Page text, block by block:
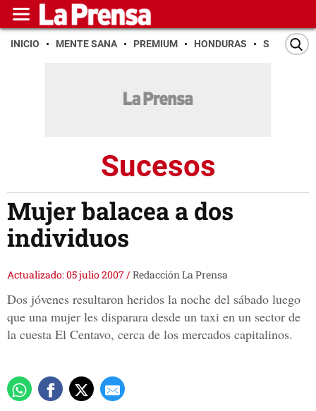
INICIO MENTE SANA PREMIUM HONDURAS SAN PEDRO
Sucesos
Mujer balacea a dos
individuos
Actualizado: 05 julio 2007/Redacción La Prensa
Dos jóvenes resultaron heridos la noche del sábado luego
que una mujer les disparara desde un taxi en un sector de
la cuesta El Centavo, cerca de los mercados capitalinos.